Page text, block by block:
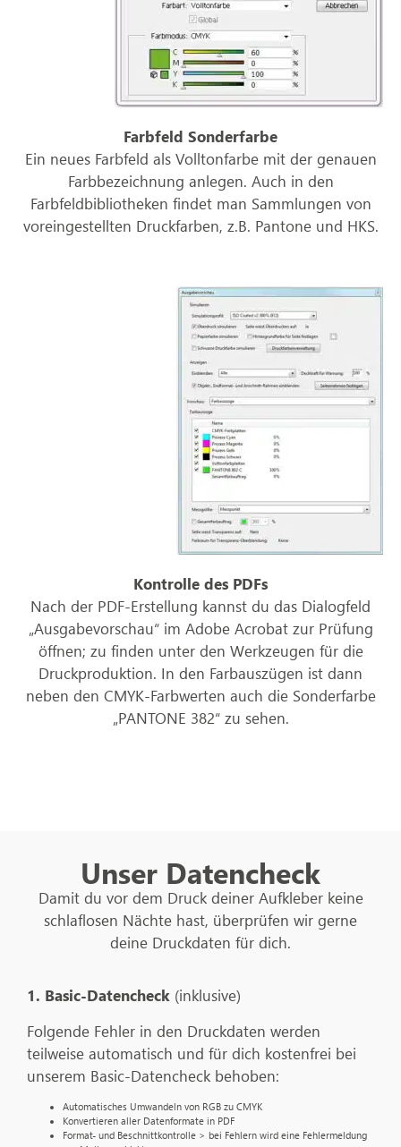
Farbfeld Sonderfarbe
Ein neues Farbfeld als Volltonfarbe mit der genauen
Farbbezeichnung anlegen. Auch in den
Farbfeldbibliotheken findet man Sammlungen von
voreingestellten Druckfarben, z.B. Pantone und HKS.
Kontrolle des PDFs
Nach der PDF-Erstellung kannst du das Dialogfeld
„Ausgabevorschau“ im Adobe Acrobat zur Prüfung
öffnen; zu finden unter den Werkzeugen für die
Druckproduktion. In den Farbauszügen ist dann
neben den CMYK-Farbwerten auch die Sonderfarbe
„PANTONE 382“ zu sehen.
Unser Datencheck
Damit du vor dem Druck deiner Aufkleber keine
schlaflosen Nächte hast, überprüfen wir gerne
deine Druckdaten für dich.
1. Basic-Datencheck (inklusive)
Folgende Fehler in den Druckdaten werden
teilweise automatisch und für dich kostenfrei bei
unserem Basic-Datencheck behoben:
Automatisches Umwandeln von RGB zu CMYK
Konvertieren aller Datenformate in PDF
Format- und Beschnittkontrolle > bei Fehlern wird eine Fehlermeldung